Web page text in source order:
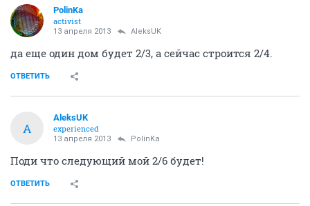
PolinKa
activist
13 апреля 2013 AleksUK
да еще один дом будет 2/3, а сейчас строится 2/4.
ОТВЕТИТЬ
A
AleksUK
experienced
13 апреля 2013 PolinKa
Поди что следующий мой 2/6 будет!
ОТВЕТИТЬ